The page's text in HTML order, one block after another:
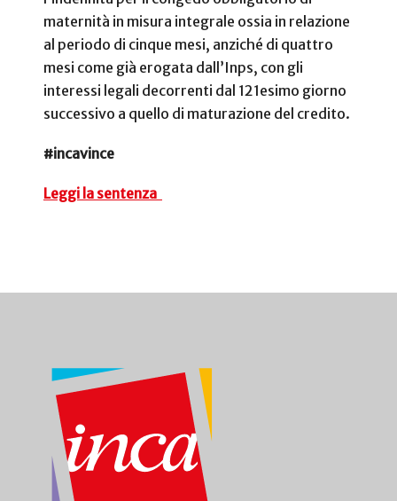
maternità in misura integrale ossia in relazione
al periodo di cinque mesi, anziché di quattro
mesi come già erogata dall’Inps, con gli
interessi legali decorrenti dal 121esimo giorno
successivo a quello di maturazione del credito.
#incavince
Leggi la sentenza